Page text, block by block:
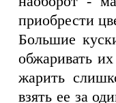
приобрести
Большие
обжаривать
жарить
взять ее за